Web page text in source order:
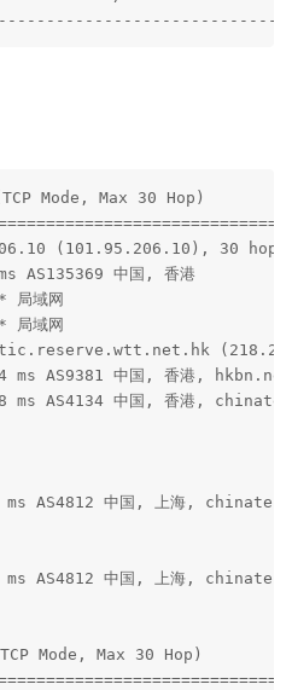
Mode, Max 30 Hop)
(101.95.206.10), 30
AS135369 中国, 香港
域网
域网
AS9381 中国, 香港, hkbn.net
AS4134 中国, 香港,
AS4812 中国, 上海,
AS4812 中国, 上海,
Mode, Max 30 Hop)